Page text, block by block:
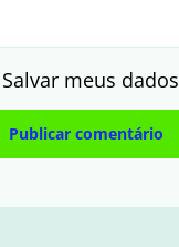
Salvar meus